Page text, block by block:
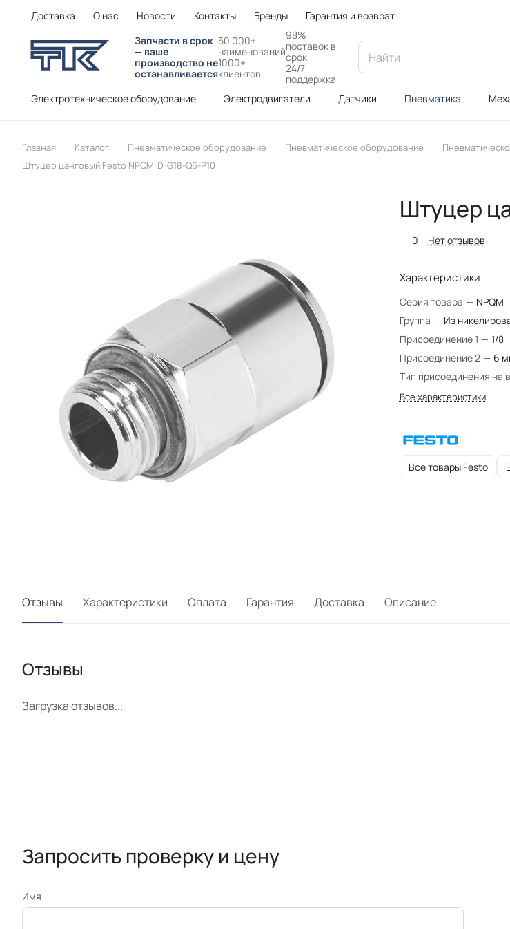
Доставка О нас Новости Контакты Бренды Гарантия и возврат
Запчасти в срок
— ваше
производство не
останавливается
50 000+
наименований
1000+
клиентов
98%
поставок в
срок
24/7
поддержка
Электротехническое оборудование Электродвигатели Датчики Пневматика
Главная Каталог Пневматическое оборудование Пневматическое оборудование
Штуцер цанговый Festo NPQM-D-G18-Q6-P10
Штуцер
0 Нет отзывов
Характеристики
Серия товара — NPQM
Группа — Из
Присоединение 1 — 1/8
Присоединение 2 — 6
Тип присоединения на
Все характеристики
Все товары Festo
Отзывы Характеристики Оплата Гарантия Доставка Описание
Отзывы
Загрузка отзывов...
Запросить проверку и цену
Имя